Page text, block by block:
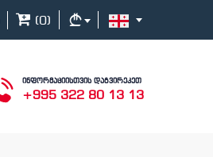
(0)
ინფორმაციისთვის დაგვირეკეთ
+995 322 80 13 13